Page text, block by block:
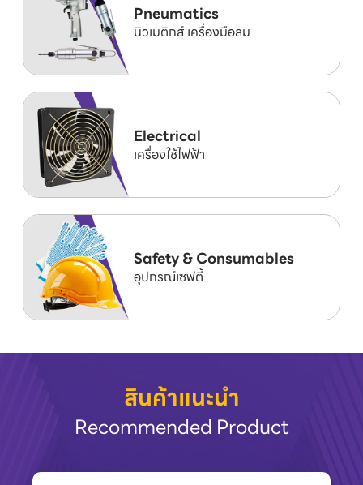
Pneumatics
นิวเมติกส์ เครื่องมือลม
Electrical
เครื่องใช้ไฟฟ้า
Safety & Consumables
อุปกรณ์เซฟตี้
สินค้าแนะนำ
Recommended Product